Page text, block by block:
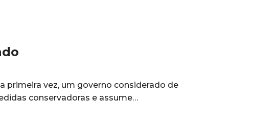
primeira vez, um governo considerado de
conservadoras e assume…